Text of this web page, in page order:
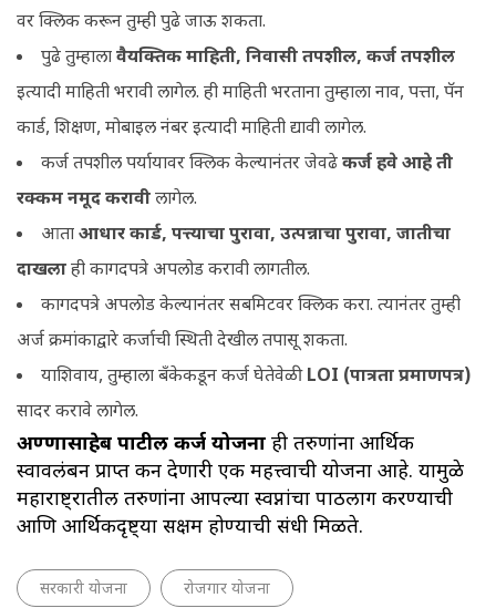
वर क्लिक करून तुम्ही पुढे जाऊ शकता.
पुढे तुम्हालावैयक्तिक माहिती, निवासी तपशील, कर्ज तपशील
इत्यादी माहिती भरावी लागेल. ही माहिती भरताना तुम्हाला नाव, पत्ता, पॅन
कार्ड, शिक्षण, मोबाइल नंबर इत्यादी माहिती द्यावी लागेल.
कर्ज तपशील पर्यायावर क्लिक केल्यानंतर जेवढेकर्ज हवे आहे ती
रक्कम नमूद करावीलागेल.
आताआधार कार्ड, पत्त्याचा पुरावा, उत्पन्नाचा पुरावा, जातीचा
दाखलाही कागदपत्रे अपलोड करावी लागतील.
कागदपत्रे अपलोड केल्यानंतर सबमिटवर क्लिक करा. त्यानंतर तुम्ही
अर्ज क्रमांकाद्वारे कर्जाची स्थिती देखील तपासू शकता.
याशिवाय, तुम्हाला बँकेकडून कर्ज घेतेवेळीLOI (पात्रता प्रमाणपत्र)
सादर करावे लागेल.
अण्णासाहेब पाटील कर्ज योजना ही तरुणांना आर्थिक
स्वावलंबन प्राप्त करून देणारी एक महत्त्वाची योजना आहे. यामुळे
महाराष्ट्रातील तरुणांना आपल्या स्वप्नांचा पाठलाग करण्याची
आणि आर्थिकदृष्ट्या सक्षम होण्याची संधी मिळते.
सरकारी योजना रोजगार योजना